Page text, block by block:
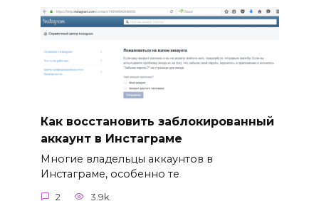
Как восстановить заблокированный
аккаунт в Инстаграме
Многие владельцы аккаунтов в
Инстаграме, особенно те
2 3.9k.